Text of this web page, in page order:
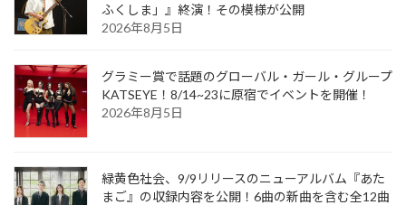
ふくしま」』終演！その模様が公開
2026年8月5日
グラミー賞で話題のグローバル・ガール・グループ
KATSEYE！8/14~23に原宿でイベントを開催！
2026年8月5日
緑黄色社会、9/9リリースのニューアルバム『あた
まご』の収録内容を公開！6曲の新曲を含む全12曲